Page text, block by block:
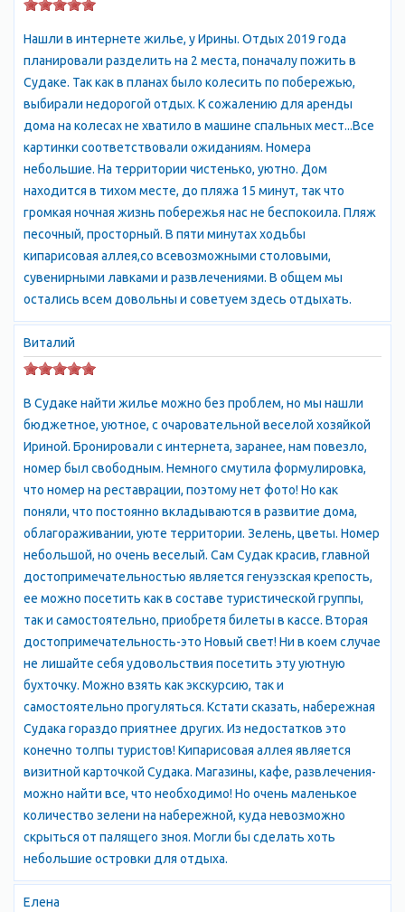
в которой размещается археологический музей.
Крепость невероятно живописна и фотогенична. Здесь снято
множество кинофильмов, с её стен открываются
великолепные пейзажи Судакской долины. Судакская
крепость- наиболее сохранившееся в Крыму сооружение
среди подобных. С востока бухта ограничена мысом Алчак.
Между крепостной скалой и мысом простирается длинная
полоса песчаного пляжа. Часть пляжей платные, часть -
свободные. Оборудование пляжей вполне соответствует
стандартам - шезлонги, зонтики, прокат всяческого
снаряжения, скутеры, катание на банане и прочее. Желающие
уединиться отправляются на мыс Алчак.
Вдоль пляжей тянется широкая набережная и прибрежный
парк, где располагается множество круглосуточно
заведений, насчёт поесть и повеселиться вопросов не
возникает. Здесь же находятся агенты туристических фирм,
подводных погружений, купить в ларьках всё необходимое
для отдыха, сувениры, фрукты.
Судак, отдых в Крыму
Город, в общем-то, небольшой, пройти его из конца в конец
можно не более чем за полчаса. Застроен как частными
домами, так и многоэтажными. Некоторые дома остались от
немцев, выселенных из своей колонии в начале
Отечественной войны, часть принадлежит татарам,
возвращающимся в Крым после депортации. Некоторые
домики, особенно в районе пляжа и крепости
переоборудованы в семейные ресторанчики, зачастую - с
национальной кухней.
Летом в Судаке часто гастролируют известные артисты.
Некоторые концерты, например - Киркорова, - проводятся
ночью на территории крепости, часто устраиваются
фейерверки, в которых местные специалисты достигли
завидного искусства.
Если можно говорить о чувстве Крыма, то оно связано с
Судаком,- писал в двадцатых годах профессор Павел
Новицкий ,-Это место, полное дикого величия и живописной
романтики. И действительно, не перестаешь поражаться
подлинности и остроте ощущений, которые дарят Судак и его
ближайшие окрестности.
По сей день покоряет грозным своим великолепием
Нашли в интернете жилье, у Ирины. Отдых 2019 года
планировали разделить на 2 места, поначалу пожить в
Судаке. Так как в планах было колесить по побережью,
выбирали недорогой отдых. К сожалению для аренды
дома на колесах не хватило в машине спальных мест...Все
картинки соответствовали ожиданиям. Номера
небольшие. На территории чистенько, уютно. Дом
находится в тихом месте, до пляжа 15 минут, так что
громкая ночная жизнь побережья нас не беспокоила. Пляж
песочный, просторный. В пяти минутах ходьбы
кипарисовая аллея,со всевозможными столовыми,
сувенирными лавками и развлечениями. В общем мы
остались всем довольны и советуем здесь отдыхать.
Виталий
В Судаке найти жилье можно без проблем, но мы нашли
бюджетное, уютное, с очаровательной веселой хозяйкой
Ириной. Бронировали с интернета, заранее, нам повезло,
номер был свободным. Немного смутила формулировка,
что номер на реставрации, поэтому нет фото! Но как
поняли, что постоянно вкладываются в развитие дома,
облагораживании, уюте территории. Зелень, цветы. Номер
небольшой, но очень веселый. Сам Судак красив, главной
достопримечательностью является генуэзская крепость,
ее можно посетить как в составе туристической группы,
так и самостоятельно, приобретя билеты в кассе. Вторая
достопримечательность-это Новый свет! Ни в коем случае
не лишайте себя удовольствия посетить эту уютную
бухточку. Можно взять как экскурсию, так и
самостоятельно прогуляться. Кстати сказать, набережная
Судака гораздо приятнее других. Из недостатков это
конечно толпы туристов! Кипарисовая аллея является
визитной карточкой Судака. Магазины, кафе, развлечения-
можно найти все, что необходимо! Но очень маленькое
количество зелени на набережной, куда невозможно
скрыться от палящего зноя. Могли бы сделать хоть
небольшие островки для отдыха.
Елена